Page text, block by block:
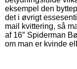
eksempel den
det i øvrigt
mail kvittering, så
af 16″ Spiderman
om man er kvinde